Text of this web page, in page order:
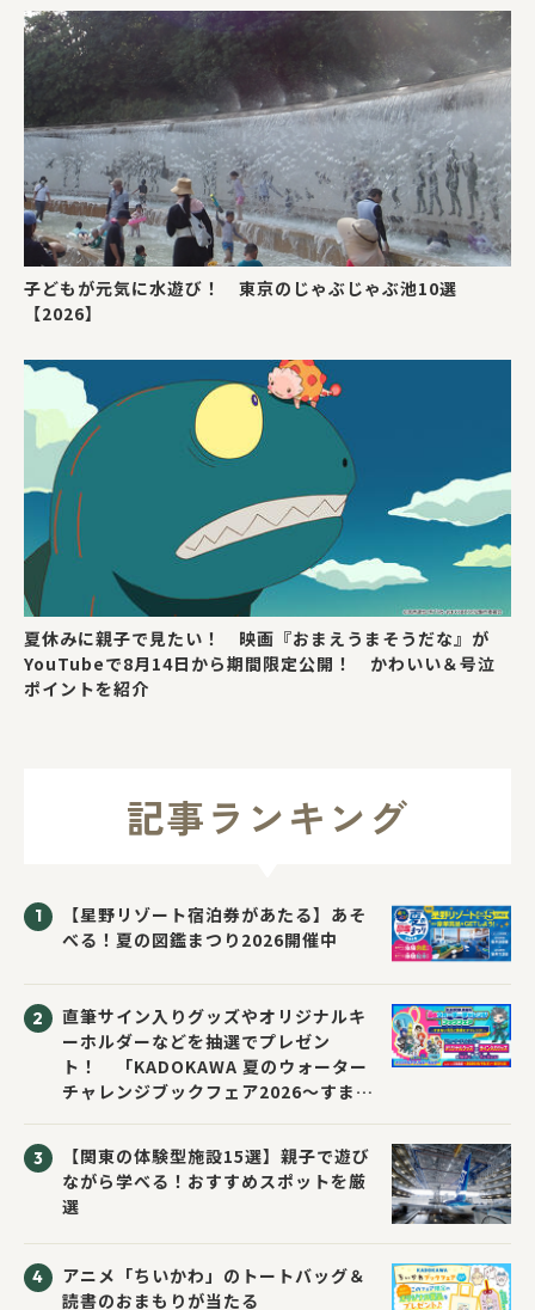
子どもが元気に水遊び！ 東京のじゃぶじゃぶ池10選
【2026】
夏休みに親子で見たい！ 映画『おまえうまそうだな』が
YouTubeで8月14日から期間限定公開！ かわいい＆号泣
ポイントを紹介
記事ランキング
【星野リゾート宿泊券があたる】あそ
べる！夏の図鑑まつり2026開催中
直筆サイン入りグッズやオリジナルキ
ーホルダーなどを抽選でプレゼン
ト！ 「KADOKAWA 夏のウォーター
チャレンジブックフェア2026～すまな
【関東の体験型施設15選】親子で遊び
ながら学べる！おすすめスポットを厳
選
アニメ「ちいかわ」のトートバッグ＆
読書のおまもりが当たる